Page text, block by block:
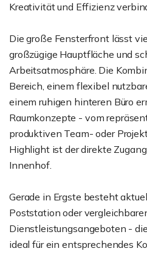
Kreativität und Effizienz
Die große Fensterfront lässt
großzügige Hauptfläche und
Arbeitsatmosphäre. Die
Bereich, einem flexibel
einem ruhigen hinteren Büro
Raumkonzepte - vom
produktiven Team- oder
Highlight ist der direkte
Innenhof.
Gerade in Ergste besteht
Poststation oder
Dienstleistungsangeboten -
ideal für ein entsprechendes